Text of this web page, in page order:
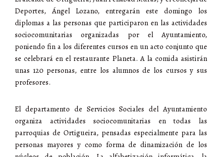
Deportes, Ángel Lozano, entregarán este domingo los
diplomas a las personas que participaron en las actividades
sociocomunitarias organizadas por el Ayuntamiento,
poniendo fin a los diferentes cursos en un acto conjunto que
se celebrará en el restaurante Planeta. A la comida asistirán
unas 120 personas, entre los alumnos de los cursos y sus
profesores.
El departamento de Servicios Sociales del Ayuntamiento
organiza actividades sociocomunitarias en todas las
parroquias de Ortigueira, pensadas especialmente para las
personas mayores y como forma de dinamización de los